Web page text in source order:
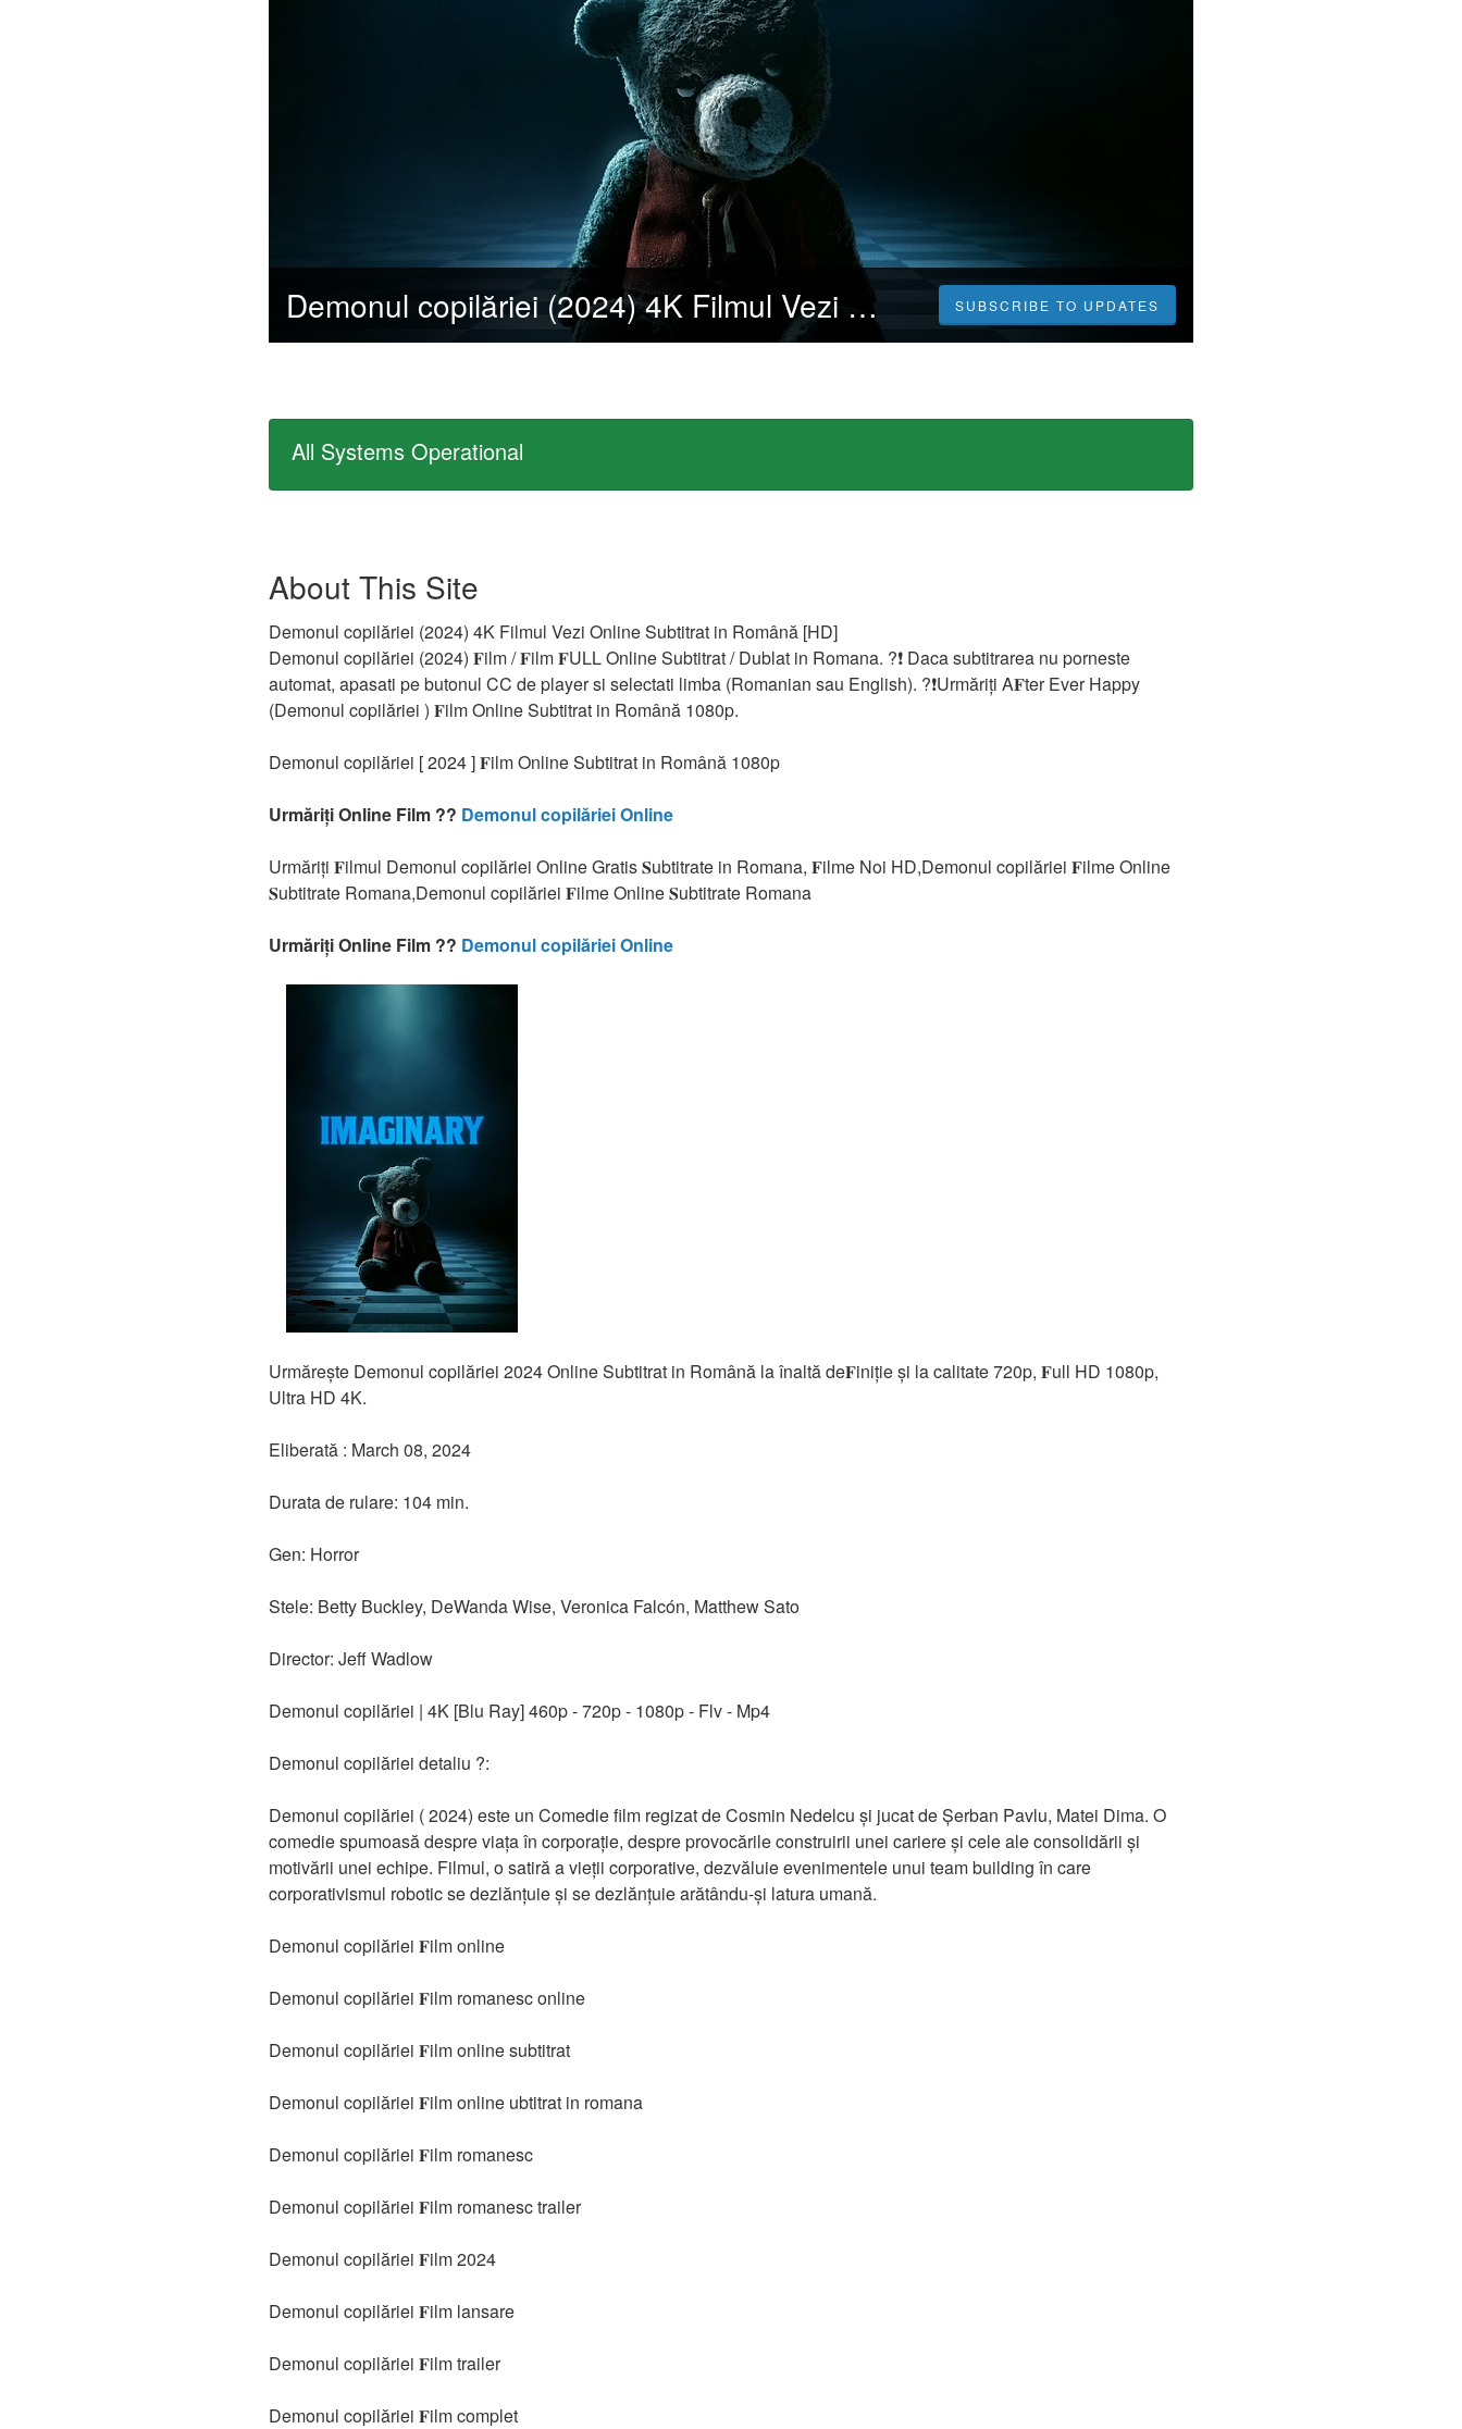
Demonul copilăriei (2024) 4K Filmul Vezi 𝐎𝐧𝐥𝐢𝐧𝐞 Subtitrat in Română [HD] SUBSCRIBE TO UPDATES
All Systems Operational
About This Site
Demonul copilăriei (2024) 4K Filmul Vezi Online Subtitrat in Română [HD]
Demonul copilăriei (2024) 𝐅ilm / 𝐅ilm 𝐅ULL Online Subtitrat / Dublat in Romana. ?❗️️ Daca subtitrarea nu porneste
automat, apasati pe butonul CC de player si selectati limba (Romanian sau English). ?❗️️Urmăriți A𝐅ter Ever Happy
(Demonul copilăriei ) 𝐅ilm Online Subtitrat in Română 1080p.
Demonul copilăriei [ 2024 ] 𝐅ilm Online Subtitrat in Română 1080p
Urmăriți Online Film ?? Demonul copilăriei Online
Urmăriți 𝐅ilmul Demonul copilăriei Online Gratis 𝐒ubtitrate in Romana, 𝐅ilme Noi HD,Demonul copilăriei 𝐅ilme Online
𝐒ubtitrate Romana,Demonul copilăriei 𝐅ilme Online 𝐒ubtitrate Romana
Urmăriți Online Film ?? Demonul copilăriei Online
Urmărește Demonul copilăriei 2024 Online Subtitrat in Română la înaltă de𝐅iniție și la calitate 720p, 𝐅ull HD 1080p,
Ultra HD 4K.
Eliberată : March 08, 2024
Durata de rulare: 104 min.
Gen: Horror
Stele: Betty Buckley, DeWanda Wise, Veronica Falcón, Matthew Sato
Director: Jeff Wadlow
Demonul copilăriei | 4K [Blu Ray] 460p - 720p - 1080p - Flv - Mp4
Demonul copilăriei detaliu ?:
Demonul copilăriei ( 2024) este un Comedie film regizat de Cosmin Nedelcu și jucat de Șerban Pavlu, Matei Dima. O
comedie spumoasă despre viața în corporație, despre provocările construirii unei cariere și cele ale consolidării și
motivării unei echipe. Filmul, o satiră a vieții corporative, dezvăluie evenimentele unui team building în care
corporativismul robotic se dezlănțuie și se dezlănțuie arătându-și latura umană.
Demonul copilăriei 𝐅ilm online
Demonul copilăriei 𝐅ilm romanesc online
Demonul copilăriei 𝐅ilm online subtitrat
Demonul copilăriei 𝐅ilm online ubtitrat in romana
Demonul copilăriei 𝐅ilm romanesc
Demonul copilăriei 𝐅ilm romanesc trailer
Demonul copilăriei 𝐅ilm 2024
Demonul copilăriei 𝐅ilm lansare
Demonul copilăriei 𝐅ilm trailer
Demonul copilăriei 𝐅ilm complet